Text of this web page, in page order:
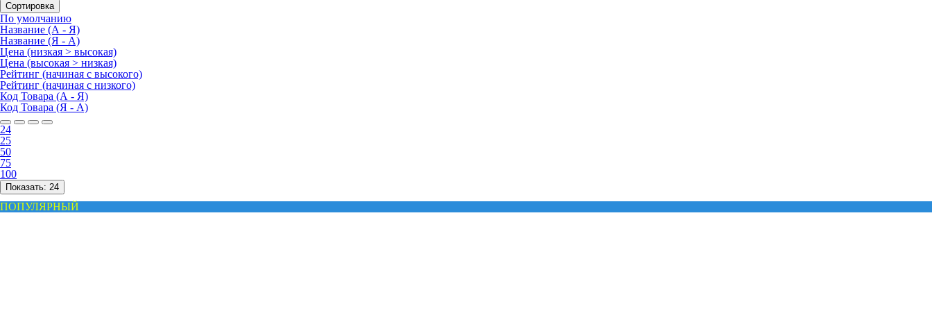
Сортировка
По умолчанию
Название (А - Я)
Название (Я - А)
Цена (низкая > высокая)
Цена (высокая > низкая)
Рейтинг (начиная с высокого)
Рейтинг (начиная с низкого)
Код Товара (А - Я)
Код Товара (Я - А)
24
25
50
75
100
Показать: 24
ПОПУЛЯРНЫЙ